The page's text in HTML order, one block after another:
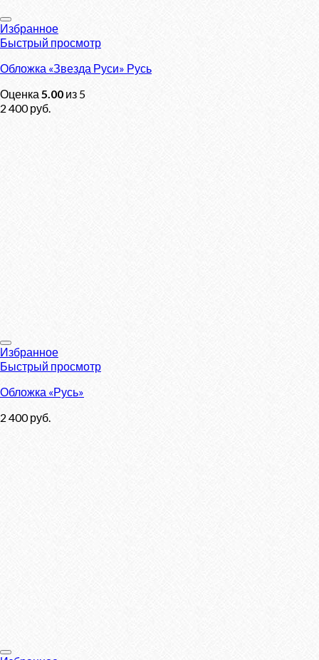
Избранное
Быстрый просмотр
Обложка «Звезда Руси» Русь
Оценка 5.00 из 5
2 400руб.
Избранное
Быстрый просмотр
Обложка «Русь»
2 400руб.